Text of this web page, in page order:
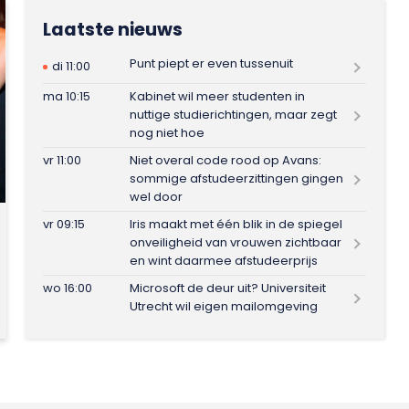
Laatste nieuws
di 11:00
Punt piept er even tussenuit
ma 10:15
Kabinet wil meer studenten in
nuttige studierichtingen, maar zegt
nog niet hoe
vr 11:00
Niet overal code rood op Avans:
sommige afstudeerzittingen gingen
wel door
vr 09:15
Iris maakt met één blik in de spiegel
onveiligheid van vrouwen zichtbaar
en wint daarmee afstudeerprijs
wo 16:00
Microsoft de deur uit? Universiteit
Utrecht wil eigen mailomgeving